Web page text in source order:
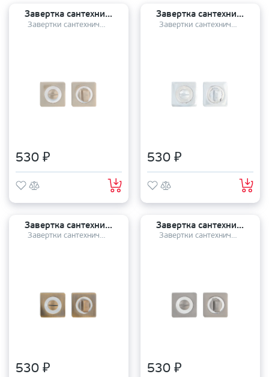
Завертка сантехническая TANDOOR TDAL BK-02 SN/CP
Завертки сантехнические
530 ₽
Завертка сантехническая TANDOOR TDAL BK-02 CP
Завертки сантехнические
530 ₽
Завертка сантехническая TANDOOR TDAL BK-02 AB/CP
Завертки сантехнические
530 ₽
Завертка сантехническая TANDOOR TDAL BK-02 GRF/CP
Завертки сантехнические
530 ₽